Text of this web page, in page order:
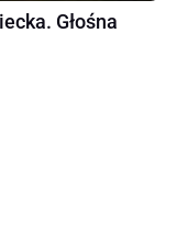
Głośna